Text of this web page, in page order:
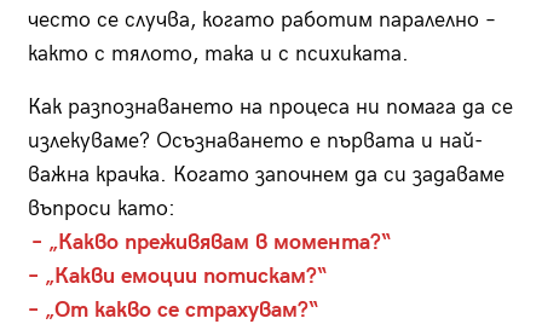
често се случва, когато работим паралелно –
както с тялото, така и с психиката.
Как разпознаването на процеса ни помага да се
излекуваме? Осъзнаването е първата и най-
важна крачка. Когато започнем да си задаваме
въпроси като:
– „Какво преживявам в момента?“
– „Какви емоции потискам?“
– „От какво се страхувам?“